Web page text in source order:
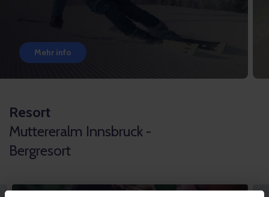
Mehr info
Resort
Muttereralm Innsbruck -
Bergresort